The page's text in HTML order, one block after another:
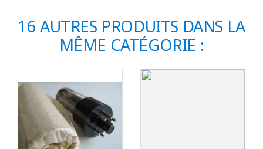
16 AUTRES PRODUITS DANS LA
MÊME CATÉGORIE :